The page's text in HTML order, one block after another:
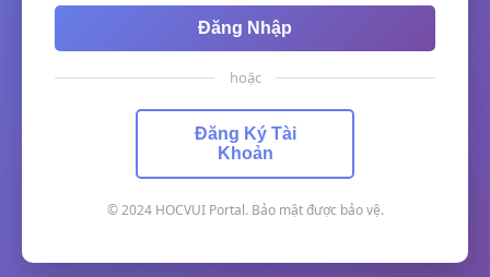
Đăng Nhập
hoặc
Đăng Ký Tài
Khoản
© 2024 HOCVUI Portal. Bảo mật được bảo vệ.